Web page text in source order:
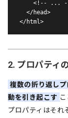
</html>
2. プロパティ
複数の折り返し
動を引き起こす
プロパティはそれ